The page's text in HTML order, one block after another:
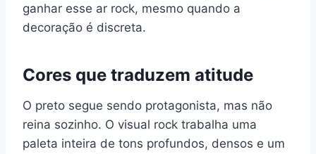
ganhar esse ar rock, mesmo quando a
decoração é discreta.
Cores que traduzem atitude
O preto segue sendo protagonista, mas não
reina sozinho. O visual rock trabalha uma
paleta inteira de tons profundos, densos e um